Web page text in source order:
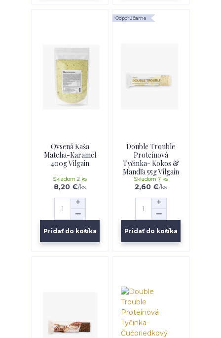
Ovsená Kaša
Matcha-Karamel
400g Vilgain
8,20 €/ks
Skladom 2 ks
Pridať do košíka
Odporúčame
Double Trouble
Proteínová
Tyčinka- Kokos &
Mandľa 55g Vilgain
2,60 €/ks
Skladom 7 ks
Pridať do košíka